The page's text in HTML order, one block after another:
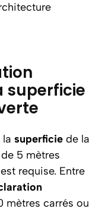
superficie
la superficie de la
5 mètres
requise. Entre
mètres carrés ou